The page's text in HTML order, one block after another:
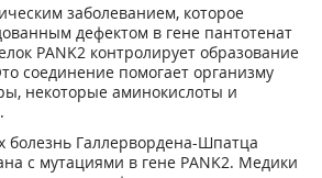
заболеванием, которое
дефектом в гене пантотенат
PANK2 контролирует образование
соединение помогает организму
некоторые аминокислоты и
болезнь Галлервордена-Шпатца
с мутациями в гене PANK2. Медики